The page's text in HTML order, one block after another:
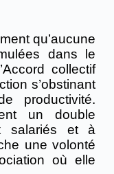
qu’aucune
dans le
collectif
s’obstinant
productivité.
un double
salariés et à
une volonté
où elle